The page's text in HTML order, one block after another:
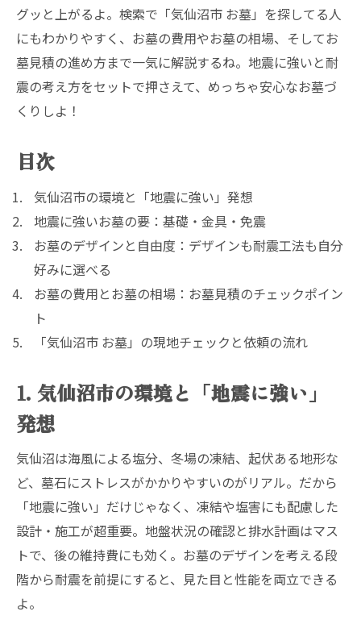
グッと上がるよ。検索で「気仙沼市 お墓」を探してる人
にもわかりやすく、お墓の費用やお墓の相場、そしてお
墓見積の進め方まで一気に解説するね。地震に強いと耐
震の考え方をセットで押さえて、めっちゃ安心なお墓づ
くりしよ！
目次
気仙沼市の環境と「地震に強い」発想
地震に強いお墓の要：基礎・金具・免震
お墓のデザインと自由度：デザインも耐震工法も自分
好みに選べる
お墓の費用とお墓の相場：お墓見積のチェックポイン
ト
「気仙沼市 お墓」の現地チェックと依頼の流れ
1. 気仙沼市の環境と「地震に強い」
発想
気仙沼は海風による塩分、冬場の凍結、起伏ある地形な
ど、墓石にストレスがかかりやすいのがリアル。だから
「地震に強い」だけじゃなく、凍結や塩害にも配慮した
設計・施工が超重要。地盤状況の確認と排水計画はマス
トで、後の維持費にも効く。お墓のデザインを考える段
階から耐震を前提にすると、見た目と性能を両立できる
よ。